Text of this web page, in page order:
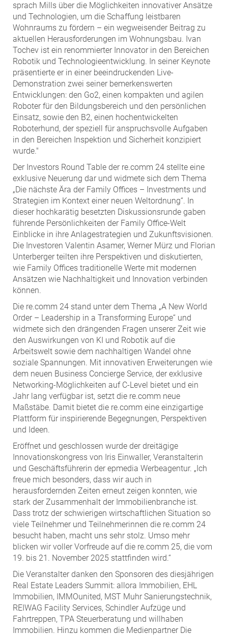
sprach Mills über die Möglichkeiten innovativer Ansätze
und Technologien, um die Schaffung leistbaren
Wohnraums zu fördern – ein wegweisender Beitrag zu
aktuellen Herausforderungen im Wohnungsbau. Ivan
Tochev ist ein renommierter Innovator in den Bereichen
Robotik und Technologieentwicklung. In seiner Keynote
präsentierte er in einer beeindruckenden Live-
Demonstration zwei seiner bemerkenswerten
Entwicklungen: den Go2, einen kompakten und agilen
Roboter für den Bildungsbereich und den persönlichen
Einsatz, sowie den B2, einen hochentwickelten
Roboterhund, der speziell für anspruchsvolle Aufgaben
in den Bereichen Inspektion und Sicherheit konzipiert
wurde."
Der Investors Round Table der re.comm 24 stellte eine
exklusive Neuerung dar und widmete sich dem Thema
„Die nächste Ära der Family Offices – Investments und
Strategien im Kontext einer neuen Weltordnung“. In
dieser hochkarätig besetzten Diskussionsrunde gaben
führende Persönlichkeiten der Family Office-Welt
Einblicke in ihre Anlagestrategien und Zukunftsvisionen.
Die Investoren Valentin Asamer, Werner Mürz und Florian
Unterberger teilten ihre Perspektiven und diskutierten,
wie Family Offices traditionelle Werte mit modernen
Ansätzen wie Nachhaltigkeit und Innovation verbinden
können.
Die re.comm 24 stand unter dem Thema „A New World
Order – Leadership in a Transforming Europe“ und
widmete sich den drängenden Fragen unserer Zeit wie
den Auswirkungen von KI und Robotik auf die
Arbeitswelt sowie dem nachhaltigen Wandel ohne
soziale Spannungen. Mit innovativen Erweiterungen wie
dem neuen Business Concierge Service, der exklusive
Networking-Möglichkeiten auf C-Level bietet und ein
Jahr lang verfügbar ist, setzt die re.comm neue
Maßstäbe. Damit bietet die re.comm eine einzigartige
Plattform für inspirierende Begegnungen, Perspektiven
und Ideen.
Eröffnet und geschlossen wurde der dreitägige
Innovationskongress von Iris Einwaller, Veranstalterin
und Geschäftsführerin der epmedia Werbeagentur. „Ich
freue mich besonders, dass wir auch in
herausfordernden Zeiten erneut zeigen konnten, wie
stark der Zusammenhalt der Immobilienbranche ist.
Dass trotz der schwierigen wirtschaftlichen Situation so
viele Teilnehmer und Teilnehmerinnen die re.comm 24
besucht haben, macht uns sehr stolz. Umso mehr
blicken wir voller Vorfreude auf die re.comm 25, die vom
19. bis 21. November 2025 stattfinden wird.“
Die Veranstalter danken den Sponsoren des diesjährigen
Real Estate Leaders Summit: allora Immobilien, EHL
Immobilien, IMMOunited, MST Muhr Sanierungstechnik,
REIWAG Facility Services, Schindler Aufzüge und
Fahrtreppen, TPA Steuerberatung und willhaben
Immobilien. Hinzu kommen die Medienpartner Die